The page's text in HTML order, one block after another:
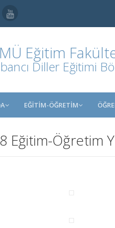
Eğitim
Diller Eğitimi
EĞİTİM-ÖĞRETİM
Eğitim-Öğretim